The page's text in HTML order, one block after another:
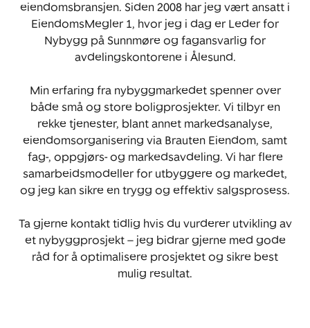
eiendomsbransjen. Siden 2008 har jeg vært ansatt i
EiendomsMegler 1, hvor jeg i dag er Leder for
Nybygg på Sunnmøre og fagansvarlig for
avdelingskontorene i Ålesund.
Min erfaring fra nybyggmarkedet spenner over
både små og store boligprosjekter. Vi tilbyr en
rekke tjenester, blant annet markedsanalyse,
eiendomsorganisering via Brauten Eiendom, samt
fag-, oppgjørs- og markedsavdeling. Vi har flere
samarbeidsmodeller for utbyggere og markedet,
og jeg kan sikre en trygg og effektiv salgsprosess.
Ta gjerne kontakt tidlig hvis du vurderer utvikling av
et nybyggprosjekt – jeg bidrar gjerne med gode
råd for å optimalisere prosjektet og sikre best
mulig resultat.